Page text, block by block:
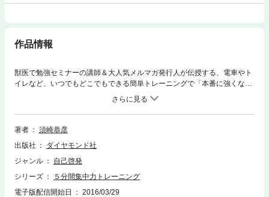
作品情報
獣医で勉強セミナーの講師＆大人気メルマガ発行人が伝授する、電車やト
イレなど、いつでもどこでもできる簡単トレーニングで「本番に強くな
る」「やりたくないことにも集中できる」「自信が持てる」「雑念が消え
る」「同時に複数の仕事がこなせる」ようになる！
著者
須崎恭彦
出版社
ダイヤモンド社
ジャンル
自己啓発
シリーズ
５分間集中力トレーニング
電子版配信開始日
2016/03/29